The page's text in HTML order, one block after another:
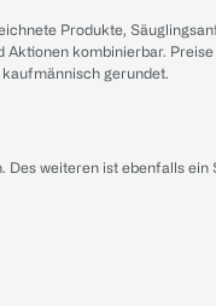
Produkte,
Aktionen kombinierbar.
gerundet.
weiteren ist ebenfalls